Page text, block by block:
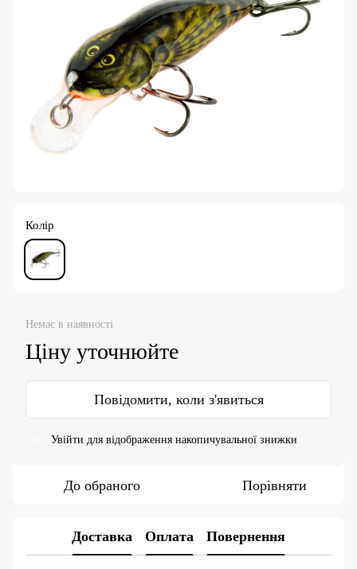
Колір
Немає в наявності
Ціну уточнюйте
Повідомити, коли з'явиться
Увійти для відображення накопичувальної знижки
До обраного Порівняти
Доставка Оплата Повернення